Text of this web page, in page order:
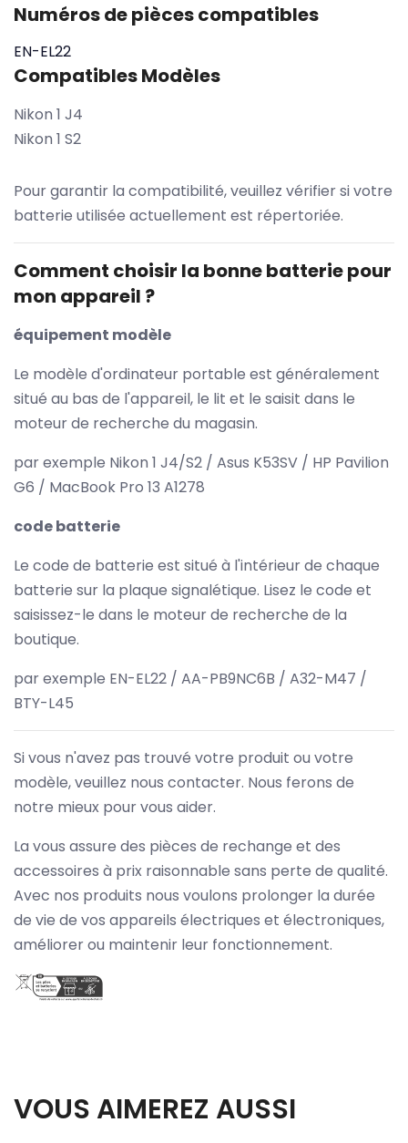
Numéros de pièces compatibles
EN-EL22
Compatibles Modèles
Nikon 1 J4
Nikon 1 S2
Pour garantir la compatibilité, veuillez vérifier si votre
batterie utilisée actuellement est répertoriée.
Comment choisir la bonne batterie pour
mon appareil ?
équipement modèle
Le modèle d'ordinateur portable est généralement
situé au bas de l'appareil, le lit et le saisit dans le
moteur de recherche du magasin.
par exemple Nikon 1 J4/S2 / Asus K53SV / HP Pavilion
G6 / MacBook Pro 13 A1278
code batterie
Le code de batterie est situé à l'intérieur de chaque
batterie sur la plaque signalétique. Lisez le code et
saisissez-le dans le moteur de recherche de la
boutique.
par exemple EN-EL22 / AA-PB9NC6B / A32-M47 /
BTY-L45
Si vous n'avez pas trouvé votre produit ou votre
modèle, veuillez nous contacter. Nous ferons de
notre mieux pour vous aider.
La vous assure des pièces de rechange et des
accessoires à prix raisonnable sans perte de qualité.
Avec nos produits nous voulons prolonger la durée
de vie de vos appareils électriques et électroniques,
améliorer ou maintenir leur fonctionnement.
VOUS AIMEREZ AUSSI